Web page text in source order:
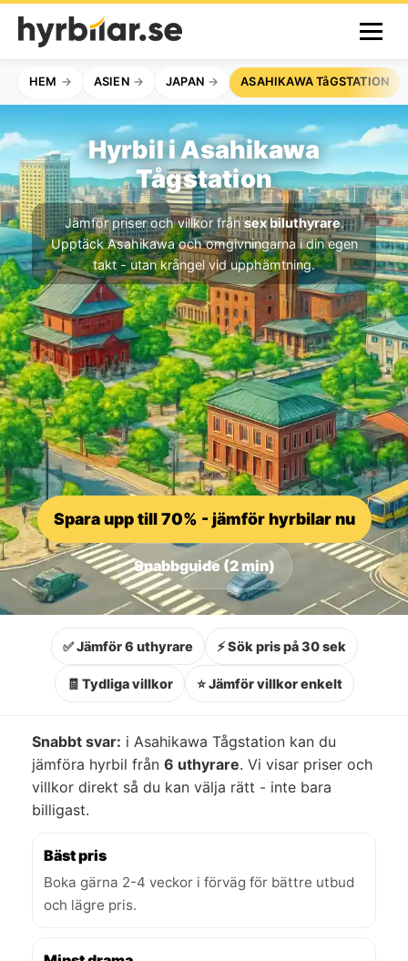
HEM ASIEN JAPAN ASAHIKAWA TåGSTATION
Hyrbil i Asahikawa
Tågstation
Jämför priser och villkor frånsex biluthyrare.
Upptäck Asahikawa och omgivningarna i din egen
takt - utan krångel vid upphämtning.
Spara upp till 70% - jämför hyrbilar nu
Snabbguide (2 min)
✅ Jämför 6 uthyrare ⚡ Sök pris på 30 sek
🧾 Tydliga villkor ⭐ Jämför villkor enkelt
Snabbt svar: i Asahikawa Tågstation kan du
jämföra hyrbil från 6 uthyrare. Vi visar priser och
villkor direkt så du kan välja rätt - inte bara
billigast.
Bäst pris
Boka gärna 2-4 veckor i förväg för bättre utbud
och lägre pris.